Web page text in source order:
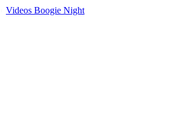
Videos Boogie Night